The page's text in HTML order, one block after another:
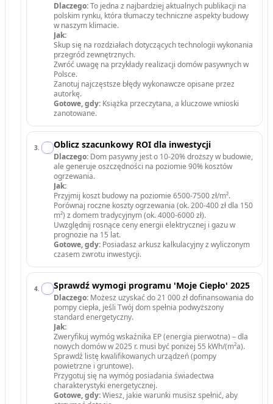
Dlaczego:To jedna z najbardziej aktualnych publikacji na
polskim rynku, która tłumaczy techniczne aspekty budowy
w naszym klimacie.
Jak:
Skup się na rozdziałach dotyczących technologii wykonania
przegród zewnętrznych.
Zwróć uwagę na przykłady realizacji domów pasywnych w
Polsce.
Zanotuj najczęstsze błędy wykonawcze opisane przez
autorkę.
Gotowe, gdy: Książka przeczytana, a kluczowe wnioski
zanotowane.
3. Oblicz szacunkowy ROI dla inwestycji
Dlaczego: Dom pasywny jest o 10-20% droższy w budowie,
ale generuje oszczędności na poziomie 90% kosztów
ogrzewania.
Jak:
Przyjmij koszt budowy na poziomie 6500-7500 zł/m².
Porównaj roczne koszty ogrzewania (ok. 200-400 zł dla 150
m²) z domem tradycyjnym (ok. 4000-6000 zł).
Uwzględnij rosnące ceny energii elektrycznej i gazu w
prognozie na 15 lat.
Gotowe, gdy: Posiadasz arkusz kalkulacyjny z wyliczonym
czasem zwrotu inwestycji.
4. Sprawdź wymogi programu 'Moje Ciepło' 2025
Dlaczego: Możesz uzyskać do 21 000 zł dofinansowania do
pompy ciepła, jeśli Twój dom spełnia podwyższony
standard energetyczny.
Jak:
Zweryfikuj wymóg wskaźnika EP (energia pierwotna) – dla
nowych domów w 2025 r. musi być poniżej 55 kWh/(m²a).
Sprawdź listę kwalifikowanych urządzeń (pompy
powietrzne i gruntowe).
Przygotuj się na wymóg posiadania świadectwa
charakterystyki energetycznej.
Gotowe, gdy:Wiesz, jakie warunki musisz spełnić, aby